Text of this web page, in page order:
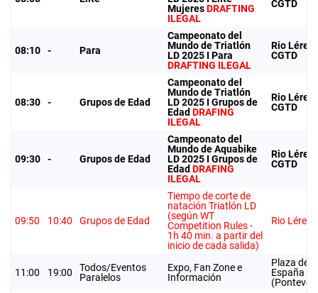
MujeresDRAFTING
ILEGAL
CGTD
08:10 - Para
Campeonato del
Mundo de Triatlón
LD 2025 I Para
DRAFTING ILEGAL
Rio Lérez-
CGTD
08:30 - Grupos de Edad
Campeonato del
Mundo de Triatlón
LD 2025 I Grupos de
Edad DRAFING
ILEGAL
Rio Lérez-
CGTD
09:30 - Grupos de Edad
Campeonato del
Mundo de Aquabike
LD 2025 I Grupos de
Edad DRAFING
ILEGAL
Rio Lérez-
CGTD
09:50 10:40 Grupos de Edad
Tiempo de corte de
natación Triatlón LD
(según WT
Competition Rules -
1h 40 min. a partir del
inicio de cada salida)
Rio Lérez
11:00 19:00
Todos/Eventos
Paralelos
Expo, Fan Zone e
Información
Plaza de
España